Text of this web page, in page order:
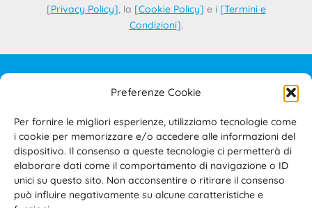
Preferenze Cookie
Per fornire le migliori esperienze, utilizziamo tecnologie come
i cookie per memorizzare e/o accedere alle informazioni del
dispositivo. Il consenso a queste tecnologie ci permetterà di
elaborare dati come il comportamento di navigazione o ID
unici su questo sito. Non acconsentire o ritirare il consenso
può influire negativamente su alcune caratteristiche e
[Privacy Policy], la [Cookie Policy] e i [Termini e
Condizioni].
IL PROGETTO
PRIVACY POLICY
COOKIE POLICY
TERMINI E CONDIZIONI D’USO DEL SITO E DELL’AREA
RISERVATA
ACCESSIBILITÀ